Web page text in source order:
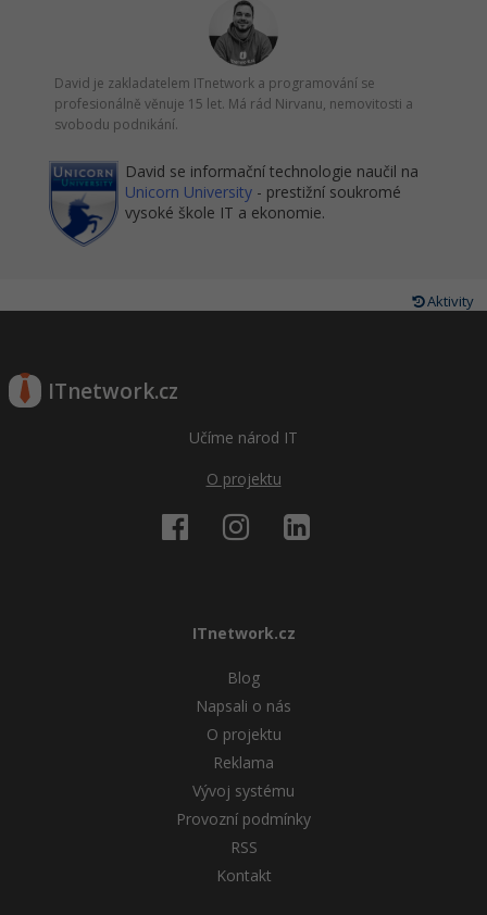
David je zakladatelem ITnetwork a programování se
profesionálně věnuje 15 let. Má rád Nirvanu, nemovitosti a
svobodu podnikání.
David se informační technologie naučil na
Unicorn University - prestižní soukromé
vysoké škole IT a ekonomie.
Aktivity
ITnetwork.cz
Učíme národ IT
O projektu
ITnetwork.cz
Blog
Napsali o nás
O projektu
Reklama
Vývoj systému
Provozní podmínky
RSS
Kontakt